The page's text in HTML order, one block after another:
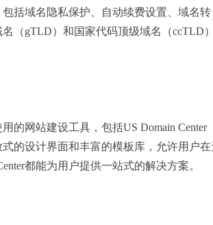
括域名隐私保护、自动续费设置、域名转
名（gTLD）和国家代码顶级域名（ccTLD
的网站建设工具，包括US Domain Center
式的设计界面和丰富的模板库，允许用户
都能为用户提供一站式的解决方案。